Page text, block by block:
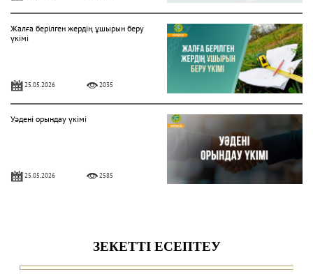
Жалға берілген жердің ұшырын беру
үкімі
25.05.2026 2035
Уәдені орындау үкімі
25.05.2026 2585
09.01.2026 10623